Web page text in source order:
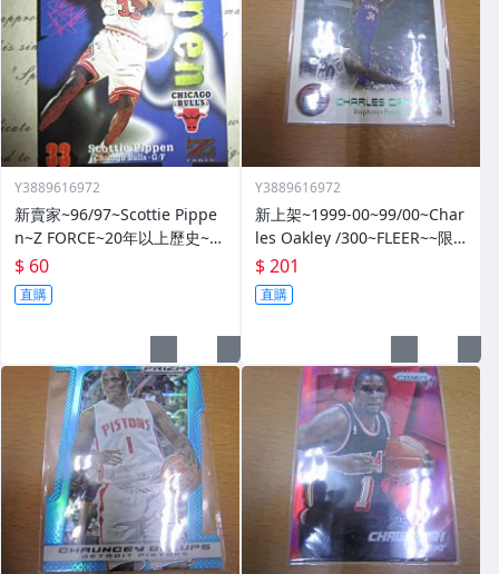
Y3889616972
新賣家~96/97~Scottie Pippe
n~Z FORCE~20年以上歷史~無
限量~
$ 60
直購
Y3889616972
新上架~1999-00~99/00~Char
les Oakley /300~FLEER~~限
量/300~1060114-1
$ 201
直購